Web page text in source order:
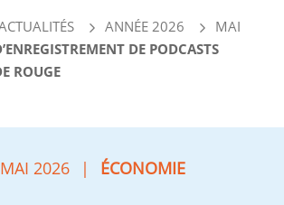
ANNÉE 2026
MAI
DE PODCASTS
ROUGE
2026 | ÉCONOMIE